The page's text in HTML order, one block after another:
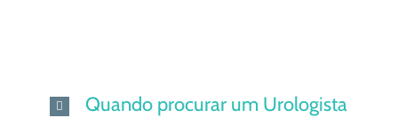
Quando procurar um Urologista